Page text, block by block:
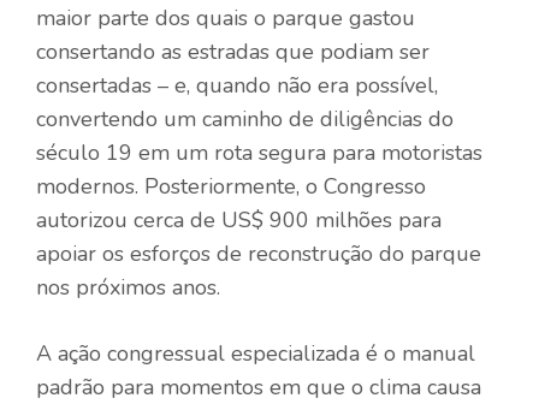
maior parte dos quais o parque gastou
consertando as estradas que podiam ser
consertadas – e, quando não era possível,
convertendo um caminho de diligências do
século 19 em um rota segura para motoristas
modernos. Posteriormente, o Congresso
autorizou cerca de US$ 900 milhões para
apoiar os esforços de reconstrução do parque
nos próximos anos.
A ação congressual especializada é o manual
padrão para momentos em que o clima causa